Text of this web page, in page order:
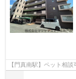
【門真南駅】ペット相